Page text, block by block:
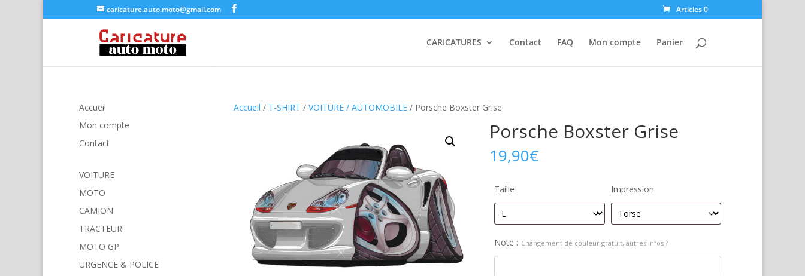
caricature.auto.moto@gmail.com Articles 0
CARICATURES Contact FAQ Mon compte Panier
Accueil / T-SHIRT / VOITURE / AUTOMOBILE/ Porsche Boxster Grise
Porsche Boxster Grise
19,90€
Taille Impression
Note : Changement de couleur gratuit, autres infos ?
Accueil
Mon compte
Contact
VOITURE
MOTO
CAMION
TRACTEUR
MOTO GP
URGENCE & POLICE